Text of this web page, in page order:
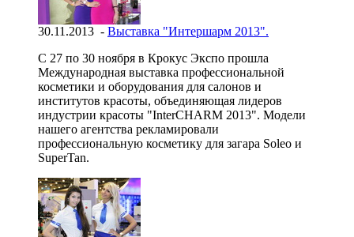
30.11.2013 - Выставка "Интершарм 2013".
С 27 по 30 ноября в Крокус Экспо прошла
Международная выставка профессиональной
косметики и оборудования для салонов и
институтов красоты, объединяющая лидеров
индустрии красоты "InterCHARM 2013". Модели
нашего агентства рекламировали
профессиональную косметику для загара Soleo и
SuperTan.